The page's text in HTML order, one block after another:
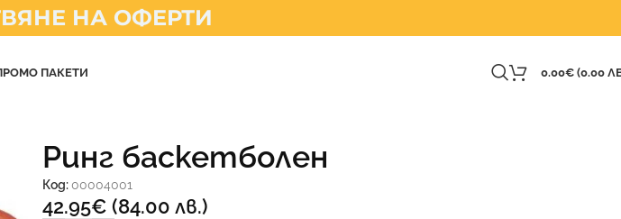
НА ОФЕРТИ
ПАКЕТИ 0.00€ (0.00
Ринг баскетболен
Код: 00004001
42.95€ (84.00 лв.)